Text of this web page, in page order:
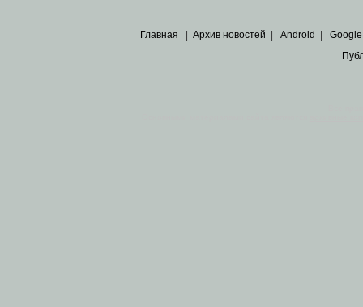
Главная | Архив новостей | Android | Google